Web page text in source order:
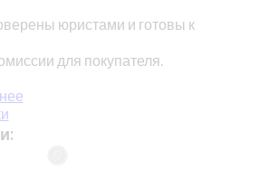
юристами и готовы к
для покупателя.